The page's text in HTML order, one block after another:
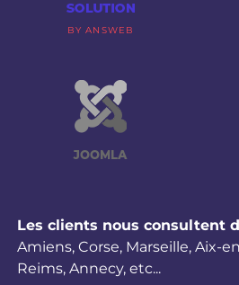
BY ANSWEB
Les clients nous consultent
Amiens, Corse, Marseille, Aix-
Reims, Annecy, etc...